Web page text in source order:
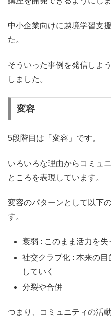
中小企業向けに越境学習支
た。
そういった事例を発信しよ
しました。
変容
5段階目は「変容」です。
いろいろな理由からコミュ
ところを表現しています。
変容のパターンとして以下
す。
衰弱 : このまま活力を失
社交クラブ化 : 本来の
していく
分裂や合併
つまり、コミュニティの活